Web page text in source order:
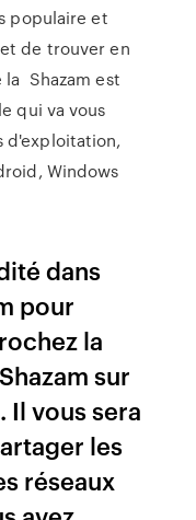
populaire et
de trouver en
Shazam est
qui va vous
d'exploitation,
Windows
dans
pour
la
sur
Il vous sera
les
réseaux